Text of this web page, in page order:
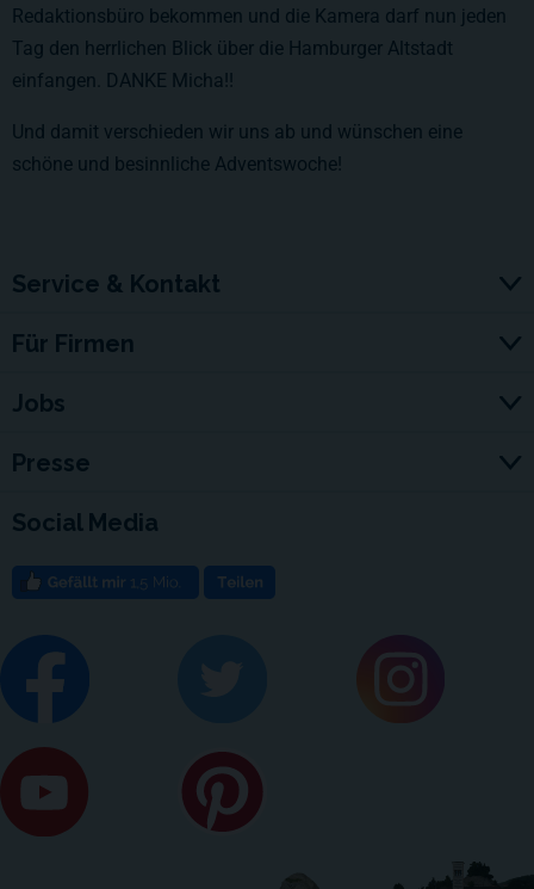
Redaktionsbüro bekommen und die Kamera darf nun jeden
Tag den herrlichen Blick über die Hamburger Altstadt
einfangen. DANKE Micha!!
Und damit verschieden wir uns ab und wünschen eine
schöne und besinnliche Adventswoche!
Service & Kontakt
Für Firmen
Jobs
Presse
Social Media